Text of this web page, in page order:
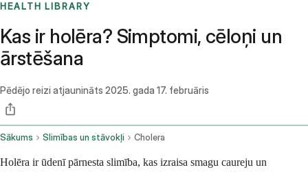
HEALTH LIBRARY
Kas ir holēra? Simptomi, cēloņi un
ārstēšana
Pēdējo reizi atjaunināts 2025. gada 17. februāris
Sākums Slimības un stāvokļi Cholera
Holēra ir ūdenī pārnesta slimība, kas izraisa smagu caureju un